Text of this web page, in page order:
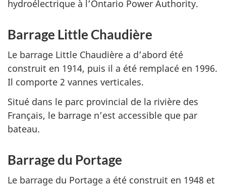
hydroélectrique à l’Ontario Power Authority.
Barrage Little Chaudière
Le barrage Little Chaudière a d’abord été
construit en 1914, puis il a été remplacé en 1996.
Il comporte 2 vannes verticales.
Situé dans le parc provincial de la rivière des
Français, le barrage n’est accessible que par
bateau.
Barrage du Portage
Le barrage du Portage a été construit en 1948 et